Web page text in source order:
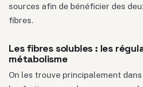
sources afin de bénéficier des
fibres.
Les fibres solubles : les
métabolisme
On les trouve principalement dans